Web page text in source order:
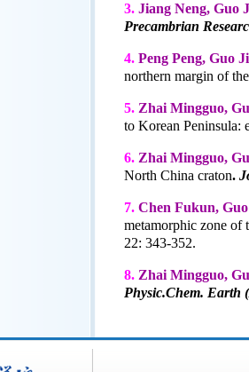
3. Jiang Neng, Guo
Precambrian
4. Peng Peng, Guo
northern margin of
5. Zhai Mingguo,
to Korean Peninsula:
6. Zhai Mingguo,
North China craton.
7. Chen Fukun,
metamorphic zone of
22: 343-352.
8. Zhai Mingguo,
Physic.Chem. Earth